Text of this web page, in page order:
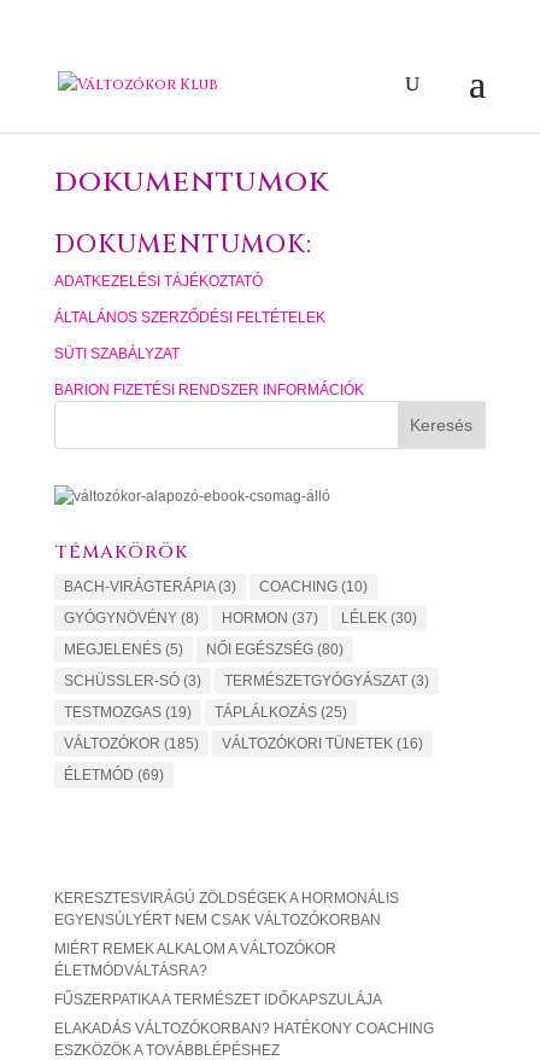
dokumentumok
DOKUMENTUMOK:
ADATKEZELÉSI TÁJÉKOZTATÓ
ÁLTALÁNOS SZERZŐDÉSI FELTÉTELEK
SÜTI SZABÁLYZAT
BARION FIZETÉSI RENDSZER INFORMÁCIÓK
Keresés
TÉMAKÖRÖK
BACH-VIRÁGTERÁPIA(3) COACHING(10)
GYÓGYNÖVÉNY(8) HORMON (37) LÉLEK(30)
MEGJELENÉS(5) NŐI EGÉSZSÉG(80)
SCHÜSSLER-SÓ(3) TERMÉSZETGYÓGYÁSZAT(3)
TESTMOZGAS(19) TÁPLÁLKOZÁS(25)
VÁLTOZÓKOR (185) VÁLTOZÓKORI TÜNETEK(16)
ÉLETMÓD (69)
KERESZTESVIRÁGÚ ZÖLDSÉGEK A HORMONÁLIS
EGYENSÚLYÉRT NEM CSAK VÁLTOZÓKORBAN
MIÉRT REMEK ALKALOM A VÁLTOZÓKOR
ÉLETMÓDVÁLTÁSRA?
FŰSZERPATIKA A TERMÉSZET IDŐKAPSZULÁJA
ELAKADÁS VÁLTOZÓKORBAN? HATÉKONY COACHING
ESZKÖZÖK A TOVÁBBLÉPÉSHEZ